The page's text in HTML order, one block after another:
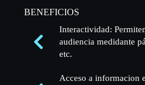
BENEFICIOS
Interactividad:
audiencia medidante
etc.
Acceso a informacion